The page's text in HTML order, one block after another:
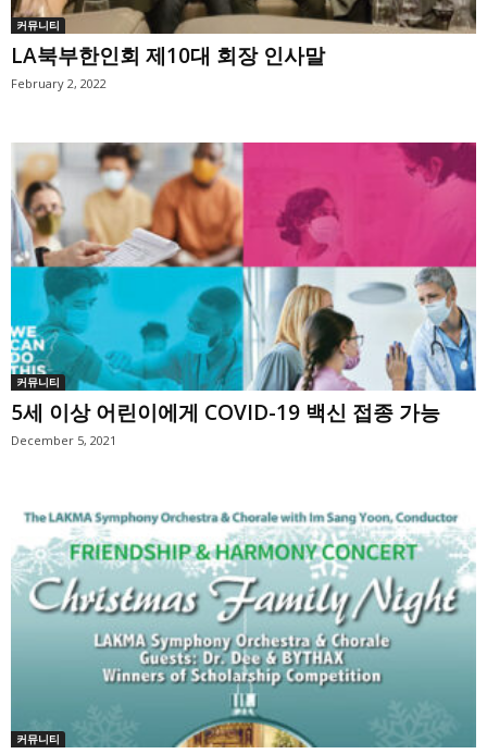
커뮤니티
LA북부한인회 제10대 회장 인사말
February 2, 2022
커뮤니티
5세 이상 어린이에게 COVID-19 백신 접종 가능
December 5, 2021
커뮤니티